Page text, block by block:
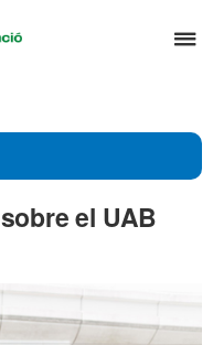
Universitat
el UAB